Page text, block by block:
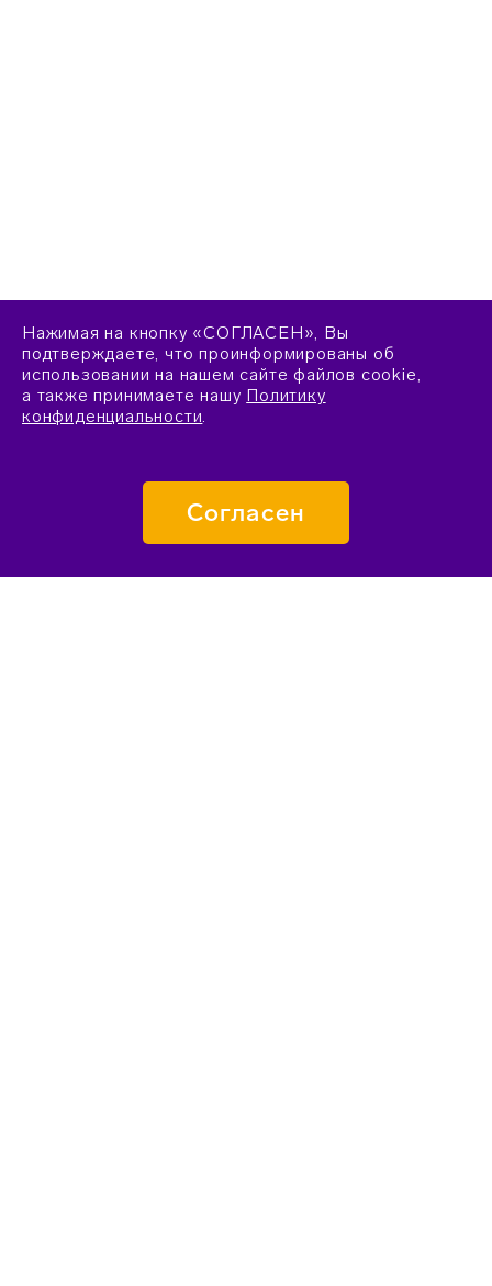
Нажимая на кнопку «СОГЛАСЕН», Вы
подтверждаете, что проинформированы об
использовании на нашем сайте файлов cookie,
а также принимаете нашу Политику
конфиденциальности.
Согласен